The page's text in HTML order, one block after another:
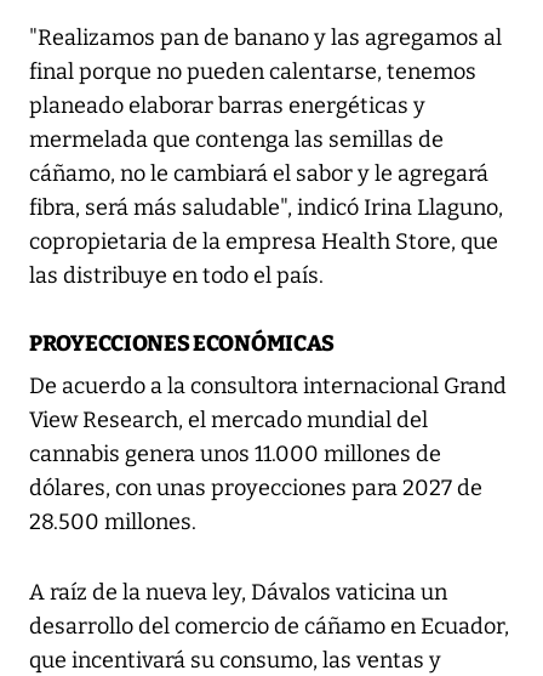
"Realizamos pan de banano y las agregamos al
final porque no pueden calentarse, tenemos
planeado elaborar barras energéticas y
mermelada que contenga las semillas de
cáñamo, no le cambiará el sabor y le agregará
fibra, será más saludable", indicó Irina Llaguno,
copropietaria de la empresa Health Store, que
las distribuye en todo el país.
PROYECCIONES ECONÓMICAS
De acuerdo a la consultora internacional Grand
View Research, el mercado mundial del
cannabis genera unos 11.000 millones de
dólares, con unas proyecciones para 2027 de
28.500 millones.
A raíz de la nueva ley, Dávalos vaticina un
desarrollo del comercio de cáñamo en Ecuador,
que incentivará su consumo, las ventas y